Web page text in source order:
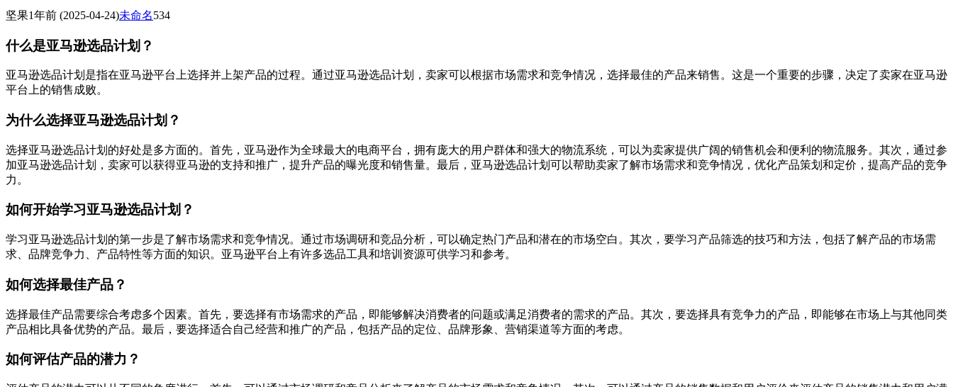
坚果1年前 (2025-04-24)未命名534
什么是亚马逊选品计划？
亚马逊选品计划是指在亚马逊平台上选择并上架产品的过程。通过亚马逊选品计划，卖家可以根据市场需求和竞争情况，选择最佳的产品来销售。这是一个重要的步骤，决定了卖家在亚马逊
平台上的销售成败。
为什么选择亚马逊选品计划？
选择亚马逊选品计划的好处是多方面的。首先，亚马逊作为全球最大的电商平台，拥有庞大的用户群体和强大的物流系统，可以为卖家提供广阔的销售机会和便利的物流服务。其次，通过参
加亚马逊选品计划，卖家可以获得亚马逊的支持和推广，提升产品的曝光度和销售量。最后，亚马逊选品计划可以帮助卖家了解市场需求和竞争情况，优化产品策划和定价，提高产品的竞争
力。
如何开始学习亚马逊选品计划？
学习亚马逊选品计划的第一步是了解市场需求和竞争情况。通过市场调研和竞品分析，可以确定热门产品和潜在的市场空白。其次，要学习产品筛选的技巧和方法，包括了解产品的市场需
求、品牌竞争力、产品特性等方面的知识。亚马逊平台上有许多选品工具和培训资源可供学习和参考。
如何选择最佳产品？
选择最佳产品需要综合考虑多个因素。首先，要选择有市场需求的产品，即能够解决消费者的问题或满足消费者的需求的产品。其次，要选择具有竞争力的产品，即能够在市场上与其他同类
产品相比具备优势的产品。最后，要选择适合自己经营和推广的产品，包括产品的定位、品牌形象、营销渠道等方面的考虑。
如何评估产品的潜力？